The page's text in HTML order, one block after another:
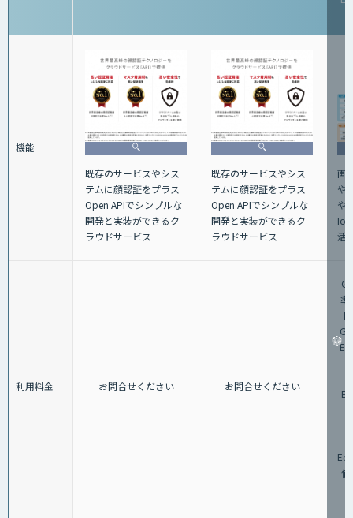
機能
既存のサービスやシス
テムに顔認証をプラス
Open APIでシンプルな
開発と実装ができるク
ラウドサービス
既存のサービスやシス
テムに顔認証をプラス
Open APIでシンプルな
開発と実装ができるク
ラウドサービス
画
や
や
活
利用料金 お問合せください お問合せください
準
価